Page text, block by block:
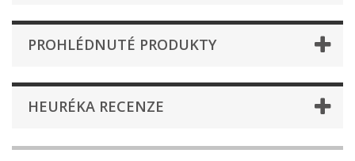
PROHLÉDNUTÉ PRODUKTY
HEURÉKA RECENZE